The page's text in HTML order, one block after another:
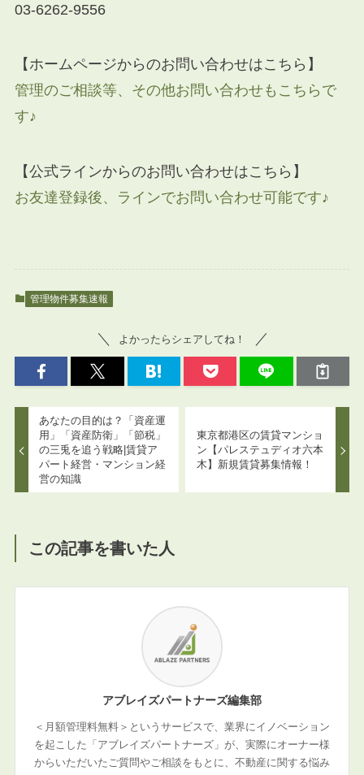
03-6262-9556
【ホームページからのお問い合わせはこちら】
管理のご相談等、その他お問い合わせもこちらで
す♪
【公式ラインからのお問い合わせはこちら】
お友達登録後、ラインでお問い合わせ可能です♪
管理物件募集速報
よかったらシェアしてね！
あなたの目的は？「資産運
用」「資産防衛」「節税」
の三兎を追う戦略|賃貸ア
パート経営・マンション経
営の知識
東京都港区の賃貸マンショ
ン【パレステュディオ六本
木】新規賃貸募集情報！
この記事を書いた人
アブレイズパートナーズ編集部
＜月額管理料無料＞というサービスで、業界にイノベーション
を起こした「アブレイズパートナーズ」が、実際にオーナー様
からいただいたご質問やご相談をもとに、不動産に関する悩み